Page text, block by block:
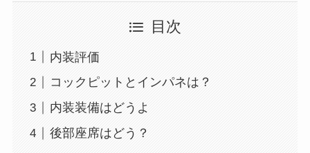
目次
内装評価
コックピットとインパネは？
内装装備はどうよ
後部座席はどう？